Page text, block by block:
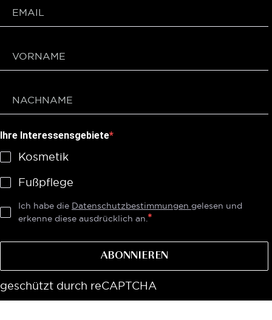
Ihre Interessensgebiete
Kosmetik
Fußpflege
Ich habe die Datenschutzbestimmungen gelesen und
erkenne diese ausdrücklich an.
ABONNIEREN
geschützt durch reCAPTCHA